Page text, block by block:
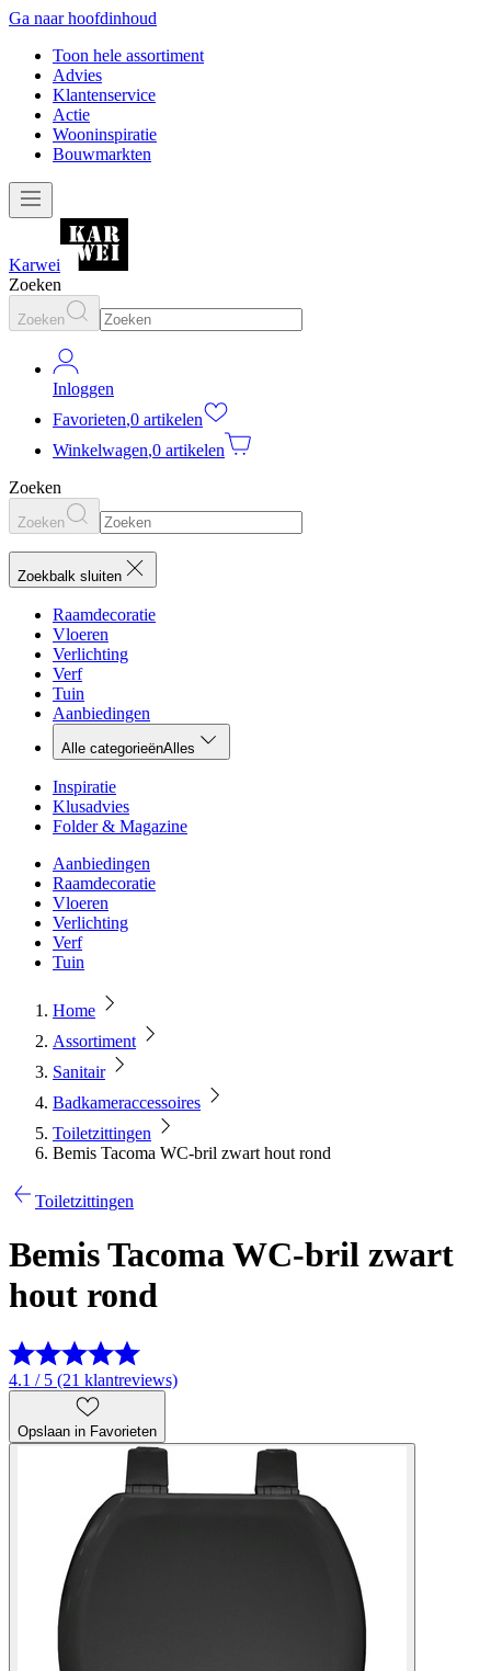
Ga naar hoofdinhoud
Toon hele assortiment
Advies
Klantenservice
Actie
Wooninspiratie
Bouwmarkten
Karwei
Zoeken
Zoeken
Inloggen
Favorieten,0 artikelen
Winkelwagen,0 artikelen
Zoeken
Zoeken
Zoekbalk sluiten
Raamdecoratie
Vloeren
Verlichting
Verf
Tuin
Aanbiedingen
Alle categorieënAlles
Inspiratie
Klusadvies
Folder & Magazine
Aanbiedingen
Raamdecoratie
Vloeren
Verlichting
Verf
Tuin
Home
Assortiment
Sanitair
Badkameraccessoires
Toiletzittingen
Bemis Tacoma WC-bril zwart hout rond
Toiletzittingen
Bemis Tacoma WC-bril zwart
hout rond
4.1 / 5 (21 klantreviews)
Opslaan in Favorieten